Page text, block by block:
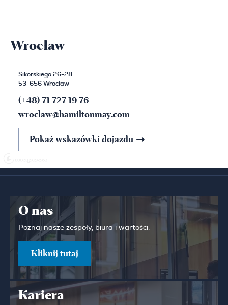
Wrocław
Sikorskiego 26-28
53-656 Wrocław
(+48) 71 727 19 76
wroclaw@hamiltonmay.com
Pokaż wskazówki dojazdu
O nas
Poznaj nasze zespoły, biura i wartości.
Kliknij tutaj
Kariera